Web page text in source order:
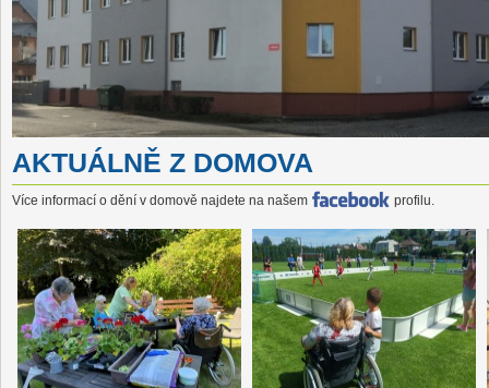
AKTUÁLNĚ Z DOMOVA
Více informací o dění v domově najdete na našem profilu.